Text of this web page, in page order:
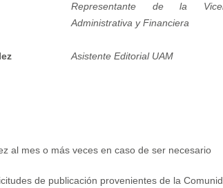
Representante de la
Administrativa y Financiera
Asistente Editorial UAM
al mes o más veces en caso de ser necesario
de publicación provenientes de la